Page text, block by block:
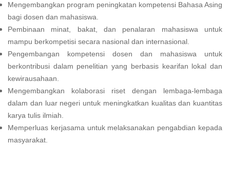
Mengembangkan program peningkatan kompetensi Bahasa Asing
bagi dosen dan mahasiswa.
Pembinaan minat, bakat, dan penalaran mahasiswa untuk
mampu berkompetisi secara nasional dan internasional.
Pengembangan kompetensi dosen dan mahasiswa untuk
berkontribusi dalam penelitian yang berbasis kearifan lokal dan
kewirausahaan.
Mengembangkan kolaborasi riset dengan lembaga-lembaga
dalam dan luar negeri untuk meningkatkan kualitas dan kuantitas
karya tulis ilmiah.
Memperluas kerjasama untuk melaksanakan pengabdian kepada
masyarakat.